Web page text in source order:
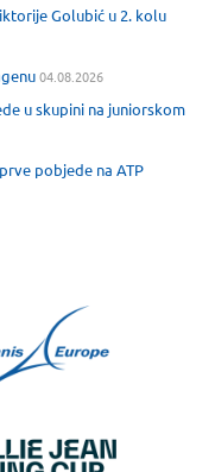
Golubić u 2. kolu
04.08.2026
u skupini na juniorskom
pobjede na ATP